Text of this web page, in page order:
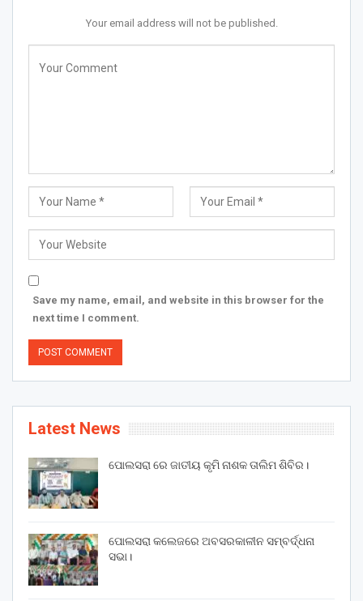
Your email address will not be published.
Save my name, email, and website in this browser for the
next time I comment.
Latest News
ପୋଲସରା ରେ ଜାତୀୟ କୃମି ନାଶକ ତାଲିମ ଶିବିର।
ପୋଲସରା କଲେଜରେ ଅବସରକାଳୀନ ସମ୍ବର୍ଦ୍ଧନା
ସଭା।